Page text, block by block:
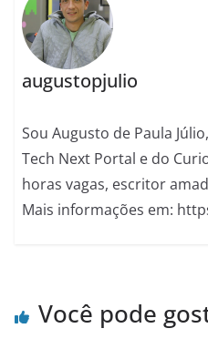
augustopjulio
Sou Augusto de Paula
Tech Next Portal e do
horas vagas, escritor
Mais informações em:
Você pode